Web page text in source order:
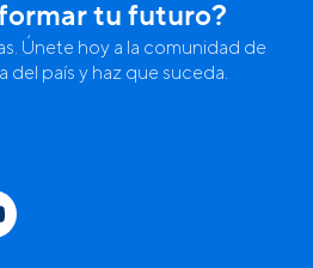
tu futuro?
Únete hoy a la comunidad de
del país y haz que suceda.